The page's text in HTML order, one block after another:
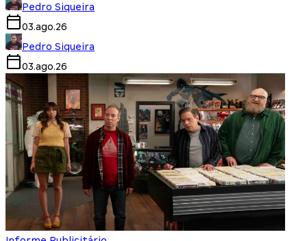
Pedro Siqueira
03.ago.26
Pedro Siqueira
03.ago.26